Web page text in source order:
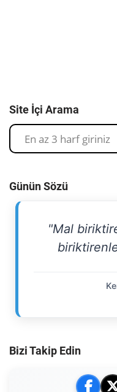
Site İçi Arama
Günün Sözü
"Mal
Bizi Takip Edin